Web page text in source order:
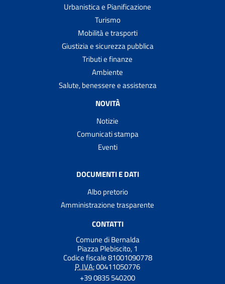
Urbanistica e Pianificazione
Turismo
Mobilità e trasporti
Giustizia e sicurezza pubblica
Tributi e finanze
Ambiente
Salute, benessere e assistenza
NOVITÀ
Notizie
Comunicati stampa
Eventi
DOCUMENTI E DATI
Albo pretorio
Amministrazione trasparente
CONTATTI
Comune di Bernalda
Piazza Plebiscito, 1
Codice fiscale 81001090778
P. IVA:00411050776
+39 0835 540200